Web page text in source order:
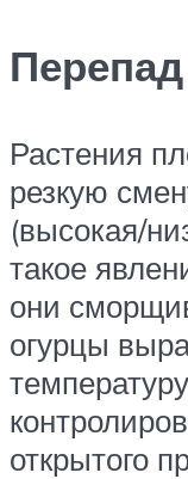
Растения
резкую
(высокая/
такое
они
огурцы
открытого